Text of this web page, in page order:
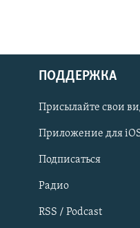
Українською
Qırımtatar
ПРИСОЕДИНЯЙТЕСЬ!
ПОДДЕРЖКА
Присылайте свои
Приложение для
Подписаться
Радио
RSS / Podcast